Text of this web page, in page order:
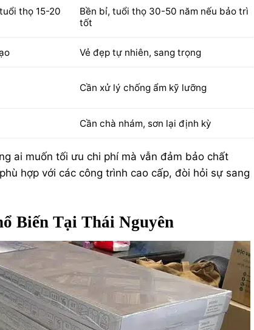
thọ 15-20
Bền bỉ, tuổi thọ 30-50 năm nếu bảo trì
tốt
Vẻ đẹp tự nhiên, sang trọng
Cần xử lý chống ẩm kỹ lưỡng
Cần chà nhám, sơn lại định kỳ
ai muốn tối ưu chi phí mà vẫn đảm bảo chất
hợp với các công trình cao cấp, đòi hỏi sự sang
Biến Tại Thái Nguyên